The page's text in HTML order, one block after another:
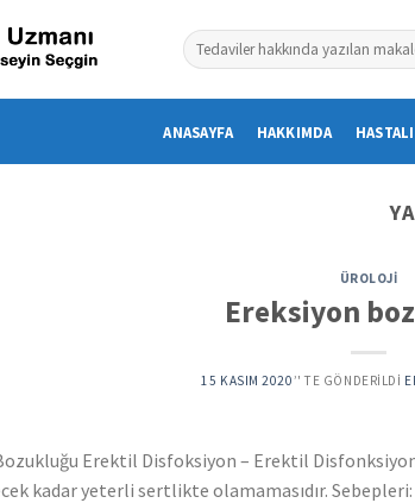
ANASAYFA HAKKIMDA
ÜROLOJI
Ereksiyon
15 KASIM 2020’' TE GÖNDERILDI
Erektil Disfoksiyon – Erektil
kadar yeterli sertlikte olamamasıdır.